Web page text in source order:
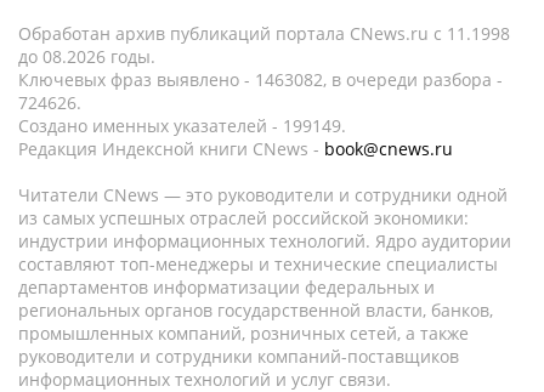
Обработан архив публикаций портала CNews.ru c 11.1998
до 08.2026 годы.
Ключевых фраз выявлено - 1463082, в очереди разбора -
724626.
Создано именных указателей - 199149.
Редакция Индексной книги CNews - book@cnews.ru
Читатели CNews — это руководители и сотрудники одной
из самых успешных отраслей российской экономики:
индустрии информационных технологий. Ядро аудитории
составляют топ-менеджеры и технические специалисты
департаментов информатизации федеральных и
региональных органов государственной власти, банков,
промышленных компаний, розничных сетей, а также
руководители и сотрудники компаний-поставщиков
информационных технологий и услуг связи.